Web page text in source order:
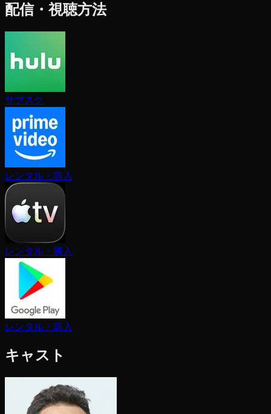
配信・視聴方法
サブスク
レンタル・購入
レンタル・購入
レンタル・購入
キャスト